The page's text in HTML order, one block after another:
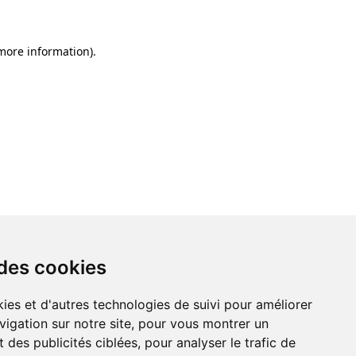
cookies
et d'autres technologies de suivi pour améliorer
sur notre site, pour vous montrer un
des publicités ciblées, pour analyser le trafic de
information).